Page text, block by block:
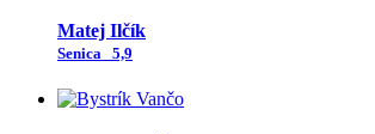
Matej Ilčík
Senica 5,9